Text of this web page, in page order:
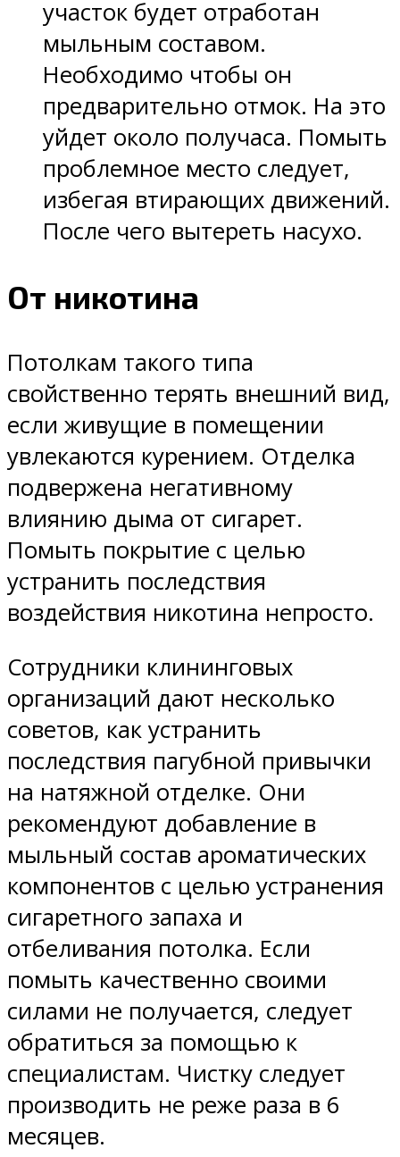
участок будет отработан
мыльным составом.
Необходимо чтобы он
предварительно отмок. На это
уйдет около получаса. Помыть
проблемное место следует,
избегая втирающих движений.
После чего вытереть насухо.
От никотина
Потолкам такого типа
свойственно терять внешний вид,
если живущие в помещении
увлекаются курением. Отделка
подвержена негативному
влиянию дыма от сигарет.
Помыть покрытие с целью
устранить последствия
воздействия никотина непросто.
Сотрудники клининговых
организаций дают несколько
советов, как устранить
последствия пагубной привычки
на натяжной отделке. Они
рекомендуют добавление в
мыльный состав ароматических
компонентов с целью устранения
сигаретного запаха и
отбеливания потолка. Если
помыть качественно своими
силами не получается, следует
обратиться за помощью к
специалистам. Чистку следует
производить не реже раза в 6
месяцев.